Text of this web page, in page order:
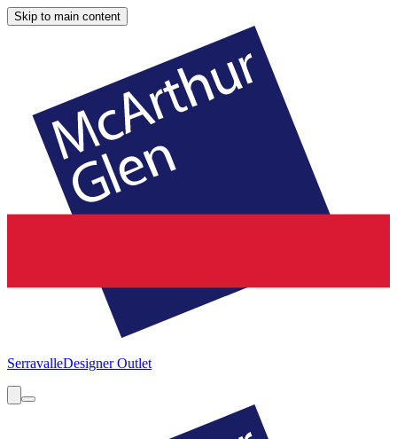
Skip to main content
SerravalleDesigner Outlet